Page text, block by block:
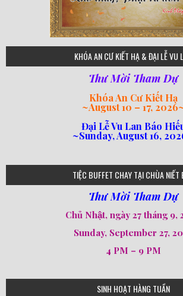
75
80
78
77
82
92
93
94
95
98
641
182
101
loipha2
loipha4
loipha1
loipha5
loipha7
loipha8
loipha10
loipha9
loi-phat-day
loipha15
loipha13
KHÓA AN CƯ KIẾT HẠ & ĐẠI LỄ VU
Thư Mời Tham Dự
Khóa An Cư Kiết Hạ
~August 10 – 17, 2026
Đại Lễ Vu Lan Báo
~Sunday, August 16,
TIỆC BUFFET CHAY TẠI CHÙA NIẾT
Thư Mời Tham Dự
Chủ Nhật, ngày 27 tháng 9,
Sunday, September 27,
4 PM – 9 PM
SINH HOẠT HÀNG TUẦN